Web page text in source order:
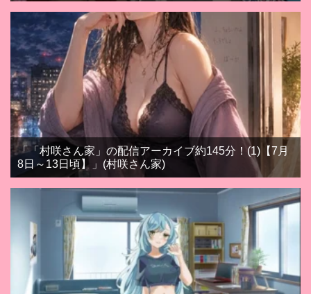
「「村咲さん家」の配信アーカイブ約145分！(1)【7月
8日～13日頃】」(村咲さん家)